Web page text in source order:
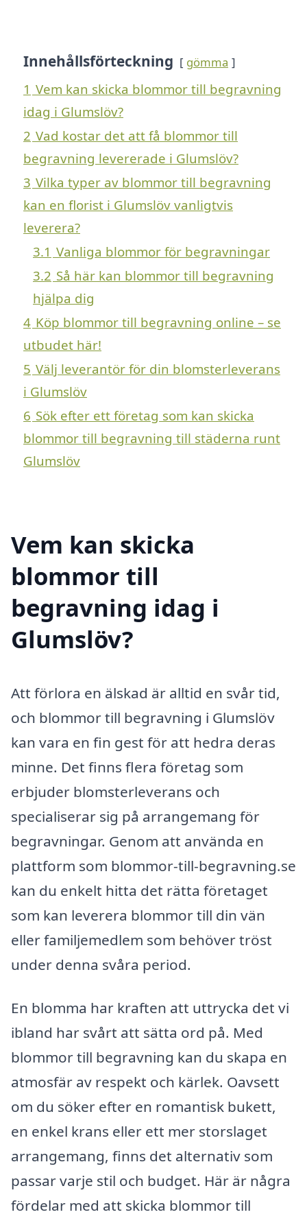
Innehållsförteckning gömma
1 Vem kan skicka blommor till begravning
idag i Glumslöv?
2 Vad kostar det att få blommor till
begravning levererade i Glumslöv?
3 Vilka typer av blommor till begravning
kan en florist i Glumslöv vanligtvis
leverera?
3.1 Vanliga blommor för begravningar
3.2 Så här kan blommor till begravning
hjälpa dig
4 Köp blommor till begravning online – se
utbudet här!
5 Välj leverantör för din blomsterleverans
i Glumslöv
6 Sök efter ett företag som kan skicka
blommor till begravning till städerna runt
Glumslöv
Vem kan skicka
blommor till
begravning idag i
Glumslöv?
Att förlora en älskad är alltid en svår tid,
och blommor till begravning i Glumslöv
kan vara en fin gest för att hedra deras
minne. Det finns flera företag som
erbjuder blomsterleverans och
specialiserar sig på arrangemang för
begravningar. Genom att använda en
plattform som blommor-till-begravning.se
kan du enkelt hitta det rätta företaget
som kan leverera blommor till din vän
eller familjemedlem som behöver tröst
under denna svåra period.
En blomma har kraften att uttrycka det vi
ibland har svårt att sätta ord på. Med
blommor till begravning kan du skapa en
atmosfär av respekt och kärlek. Oavsett
om du söker efter en romantisk bukett,
en enkel krans eller ett mer storslaget
arrangemang, finns det alternativ som
passar varje stil och budget. Här är några
fördelar med att skicka blommor till